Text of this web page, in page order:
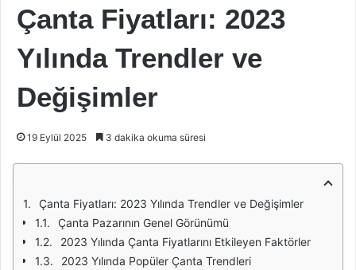
Çanta Fiyatları: 2023
Yılında Trendler ve
Değişimler
19 Eylül 2025 3 dakika okuma süresi
Çanta Fiyatları: 2023 Yılında Trendler ve Değişimler
Çanta Pazarının Genel Görünümü
2023 Yılında Çanta Fiyatlarını Etkileyen Faktörler
2023 Yılında Popüler Çanta Trendleri